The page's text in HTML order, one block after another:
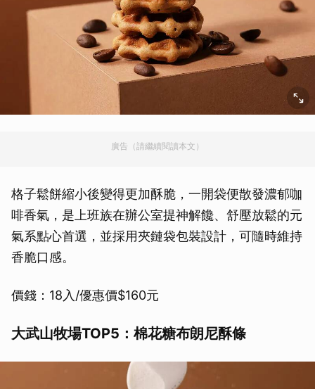
廣告（請繼續閱讀本文）
格子鬆餅縮小後變得更加酥脆，一開袋便散發濃郁咖
啡香氣，是上班族在辦公室提神解饞、舒壓放鬆的元
氣系點心首選，並採用夾鏈袋包裝設計，可隨時維持
香脆口感。
價錢：18入/優惠價$160元
大武山牧場TOP5：棉花糖布朗尼酥條